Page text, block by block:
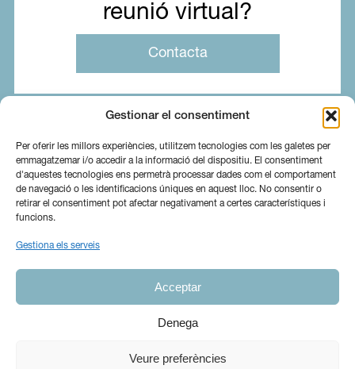
Gestionar el consentiment
Per oferir les millors experiències, utilitzem tecnologies com les galetes per
emmagatzemar i/o accedir a la informació del dispositiu. El consentiment
d'aquestes tecnologies ens permetrà processar dades com el comportament
de navegació o les identificacions úniques en aquest lloc. No consentir o
retirar el consentiment pot afectar negativament a certes característiques i
funcions.
Gestiona els serveis
Acceptar
Denega
Veure preferències
reunió virtual?
Contacta
Sobre nosaltres Serveis
Blog
Canal Ètic
© 2026 Copyright Ramió Assessors.Avís Legal|Política de privacitat